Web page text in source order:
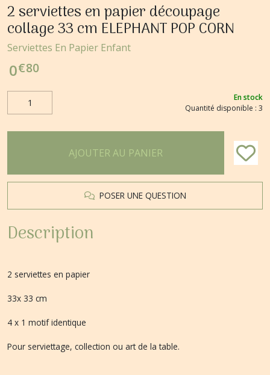
2 serviettes en papier découpage
collage 33 cm ELEPHANT POP CORN
Serviettes En Papier Enfant
0€80
En stock
Quantité disponible : 3
AJOUTER AU PANIER
POSER UNE QUESTION
Description
2 serviettes en papier
33x 33 cm
4 x 1 motif identique
Pour serviettage, collection ou art de la table.